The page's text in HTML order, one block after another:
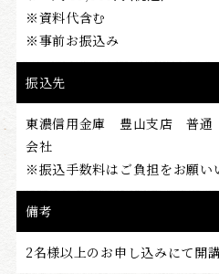
※資料代含む
※事前お振込み
振込先
東濃信用金庫 豊山支店 普
会社
※振込手数料はご負担をお願い
備考
2名様以上のお申し込みにて開